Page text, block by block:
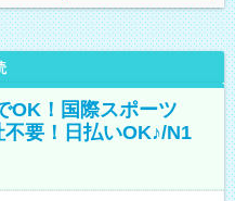
OK！国際スポーツ
要！日払いOK♪/N1